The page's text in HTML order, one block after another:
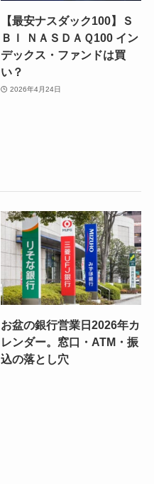
【最安ナスダック100】Ｓ
ＢＩ ＮＡＳＤＡＱ100 イン
デックス・ファンドは買
い？
2026年4月24日
お盆の銀行営業日2026年カ
レンダー。窓口・ATM・振
込の落とし穴